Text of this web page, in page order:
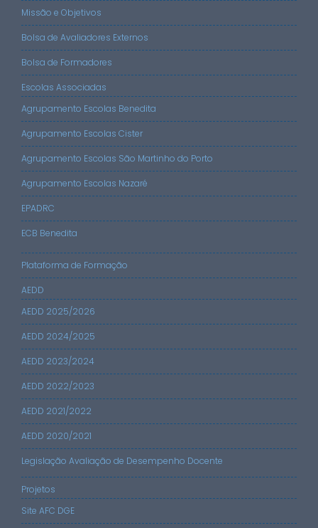
Missão e Objetivos
Bolsa de Avaliadores Externos
Bolsa de Formadores
Escolas Associadas
Agrupamento Escolas Benedita
Agrupamento Escolas Cister
Agrupamento Escolas São Martinho do Porto
Agrupamento Escolas Nazaré
EPADRC
ECB Benedita
Plataforma de Formação
AEDD
AEDD 2025/2026
AEDD 2024/2025
AEDD 2023/2024
AEDD 2022/2023
AEDD 2021/2022
AEDD 2020/2021
Legislação Avaliação de Desempenho Docente
Projetos
Site AFC DGE